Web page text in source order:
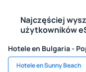
Najczęściej
użytkowników
Hotele en Bulgaria -
Hotele en Sunny Beach